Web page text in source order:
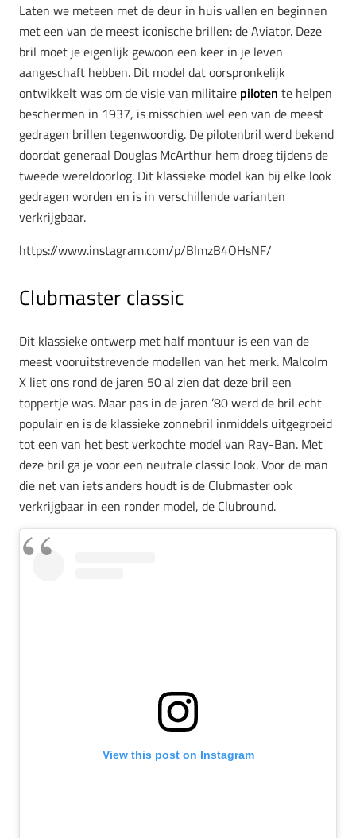
Laten we meteen met de deur in huis vallen en beginnen
met een van de meest iconische brillen: de Aviator. Deze
bril moet je eigenlijk gewoon een keer in je leven
aangeschaft hebben. Dit model dat oorspronkelijk
ontwikkelt was om de visie van militaire piloten te helpen
beschermen in 1937, is misschien wel een van de meest
gedragen brillen tegenwoordig. De pilotenbril werd bekend
doordat generaal Douglas McArthur hem droeg tijdens de
tweede wereldoorlog. Dit klassieke model kan bij elke look
gedragen worden en is in verschillende varianten
verkrijgbaar.
https://www.instagram.com/p/BlmzB4OHsNF/
Clubmaster classic
Dit klassieke ontwerp met half montuur is een van de
meest vooruitstrevende modellen van het merk. Malcolm
X liet ons rond de jaren 50 al zien dat deze bril een
toppertje was. Maar pas in de jaren ’80 werd de bril echt
populair en is de klassieke zonnebril inmiddels uitgegroeid
tot een van het best verkochte model van Ray-Ban. Met
deze bril ga je voor een neutrale classic look. Voor de man
die net van iets anders houdt is de Clubmaster ook
verkrijgbaar in een ronder model, de Clubround.
View this post on Instagram